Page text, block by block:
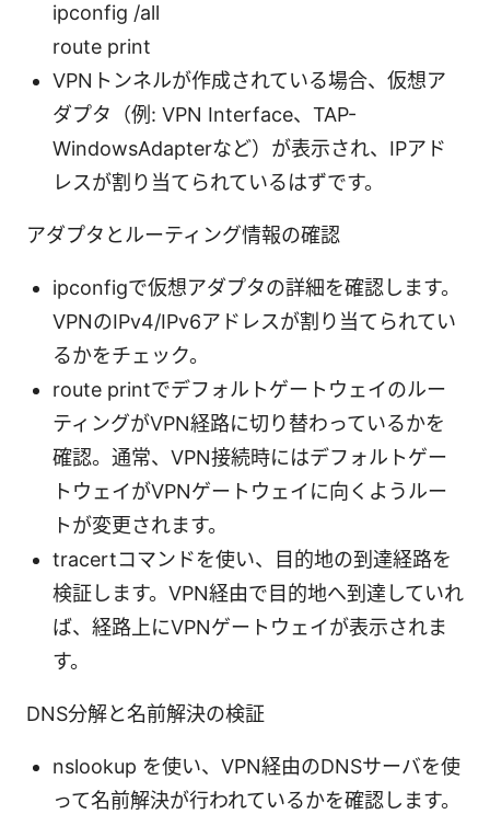
ipconfig /all
route print
VPNトンネルが作成されている場合、仮想ア
ダプタ（例: VPN Interface、TAP-
WindowsAdapterなど）が表示され、IPアド
レスが割り当てられているはずです。
アダプタとルーティング情報の確認
ipconfigで仮想アダプタの詳細を確認します。
VPNのIPv4/IPv6アドレスが割り当てられてい
るかをチェック。
route printでデフォルトゲートウェイのルー
ティングがVPN経路に切り替わっているかを
確認。通常、VPN接続時にはデフォルトゲー
トウェイがVPNゲートウェイに向くようルー
トが変更されます。
tracertコマンドを使い、目的地の到達経路を
検証します。VPN経由で目的地へ到達していれ
ば、経路上にVPNゲートウェイが表示されま
す。
DNS分解と名前解決の検証
nslookup を使い、VPN経由のDNSサーバを使
って名前解決が行われているかを確認します。